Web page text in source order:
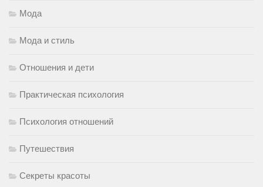
Мода
Мода и стиль
Отношения и дети
Практическая психология
Психология отношений
Путешествия
Секреты красоты